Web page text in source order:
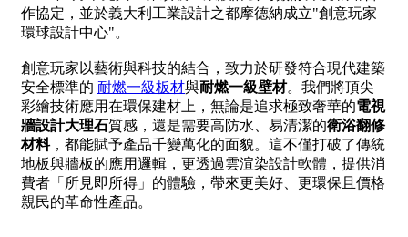
作協定，並於義大利工業設計之都摩德納成立"創意玩家
環球設計中心"。
創意玩家以藝術與科技的結合，致力於研發符合現代建築
安全標準的 耐燃一級板材與耐燃一級壁材。我們將頂尖
彩繪技術應用在環保建材上，無論是追求極致奢華的電視
牆設計大理石質感，還是需要高防水、易清潔的衛浴翻修
材料，都能賦予產品千變萬化的面貌。這不僅打破了傳統
地板與牆板的應用邏輯，更透過雲渲染設計軟體，提供消
費者「所見即所得」的體驗，帶來更美好、更環保且價格
親民的革命性產品。